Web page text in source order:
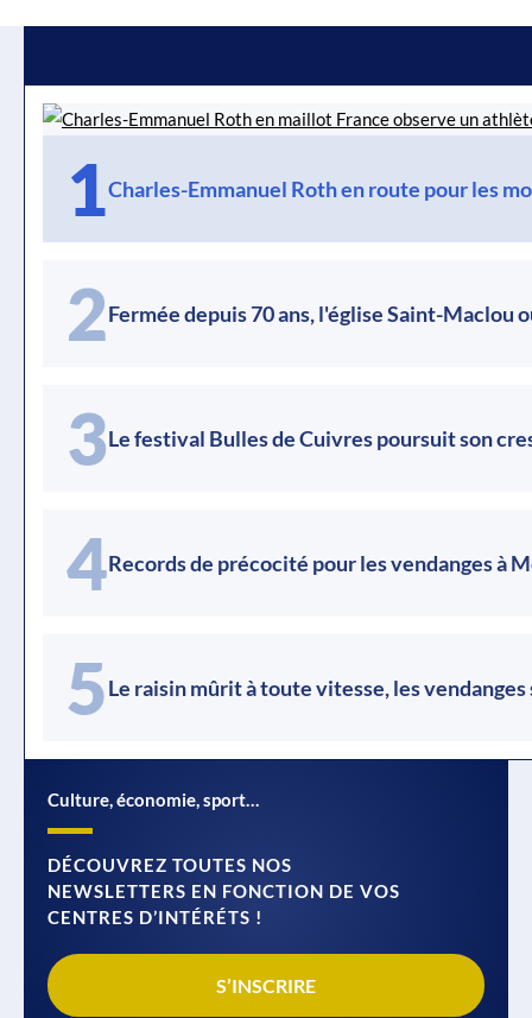
1Charles-Emmanuel Roth en route pour les
2Fermée depuis 70 ans, l'église Saint-Maclou
3Le festival Bulles de Cuivres poursuit son
4Records de précocité pour les vendanges à
5Le raisin mûrit à toute vitesse, les
Culture, économie, sport…
DÉCOUVREZ TOUTES NOS
NEWSLETTERS EN FONCTION DE VOS
CENTRES D’INTÉRÉTS !
S’INSCRIRE